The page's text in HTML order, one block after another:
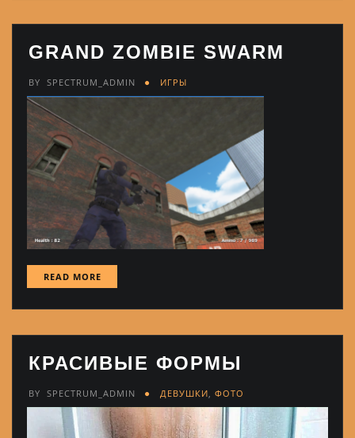
GRAND ZOMBIE SWARM
BY SPECTRUM_ADMIN ИГРЫ
READ MORE
КРАСИВЫЕ ФОРМЫ
BY SPECTRUM_ADMIN ДЕВУШКИ ФОТО